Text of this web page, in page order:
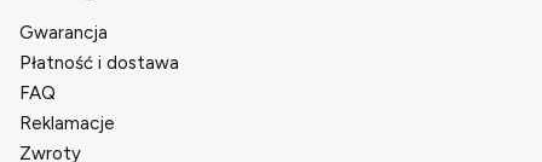
Gwarancja
Płatność i dostawa
FAQ
Reklamacje
Zwroty